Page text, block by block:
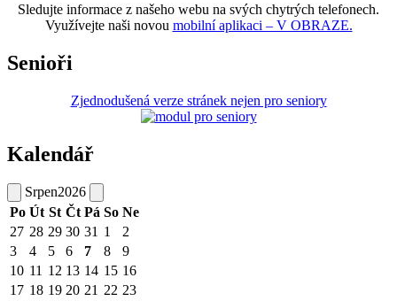
Sledujte informace z našeho webu na svých chytrých telefonech.
Využívejte naši novou mobilní aplikaci – V OBRAZE.
Senioři
Zjednodušená verze stránek nejen pro seniory
Kalendář
Srpen2026
Po Út St Čt Pá So Ne
27 28 29 30 31 1
2
3
4 5 6 7 8
9
10 11 12 13 14 15 16
17 18 19 20 21 22 23